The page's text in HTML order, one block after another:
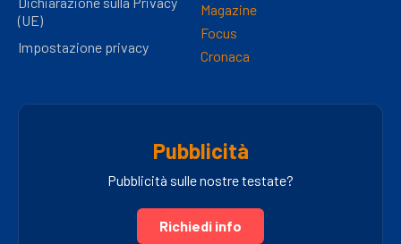
(UE)
Impostazione privacy
Magazine
Focus
Cronaca
Pubblicità
Pubblicità sulle nostre testate?
Richiedi info